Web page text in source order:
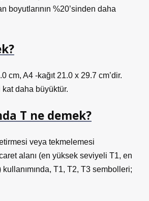
boyutlarının %20’sinden daha
cm, A4 -kağıt 21.0 ‌x 29.7 cm’dir.
daha büyüktür.
T ne demek?
veya tekmelemesi
alanı (en yüksek seviyeli T1, en
T1, T2, T3 sembolleri;